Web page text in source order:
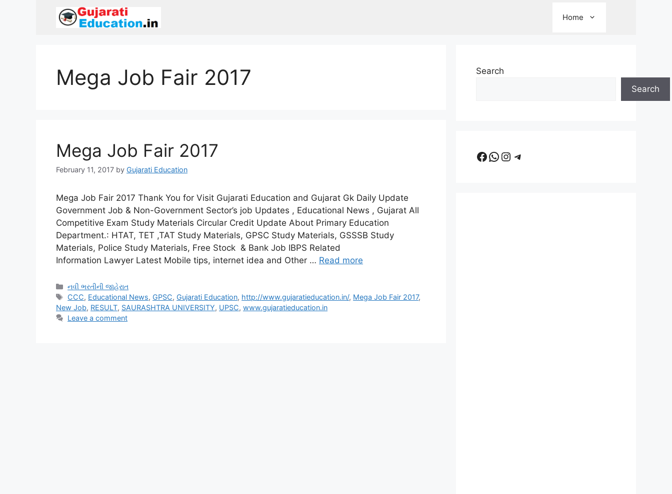
Home
Mega Job Fair 2017
Mega Job Fair 2017
February 11, 2017 by Gujarati Education
Mega Job Fair 2017 Thank You for Visit Gujarati Education and Gujarat Gk Daily Update
Government Job & Non-Government Sector’s job Updates , Educational News , Gujarat All
Competitive Exam Study Materials Circular Credit Update About Primary Education
Department.: HTAT, TET ,TAT Study Materials, GPSC Study Materials, GSSSB Study
Materials, Police Study Materials, Free Stock & Bank Job IBPS Related
Information Lawyer Latest Mobile tips, internet idea and Other … Read more
Categories
નવી ભરતીની જાહેરાત
Tags
CCC, Educational News, GPSC, Gujarati Education, http://www.gujaratieducation.in/, Mega Job Fair 2017,
New Job, RESULT, SAURASHTRA UNIVERSITY, UPSC, www.gujaratieducation.in
Leave a comment
Search
Search
Facebook
WhatsApp
Instagram
Telegram